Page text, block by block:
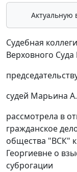
Актуальную
Судебная
Верховного
судей Марьина
рассмотрела в
гражданское
общества "ВСК"
Георгиевне о
суброгации